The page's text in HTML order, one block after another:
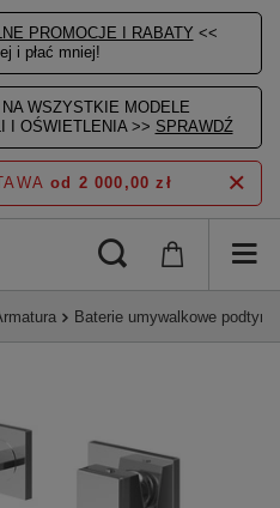
PROMOCJE I RABATY <<
i płać mniej!
WSZYSTKIE MODELE
I OŚWIETLENIA >> SPRAWDŹ
od 2 000,00 zł
Baterie umywalkowe